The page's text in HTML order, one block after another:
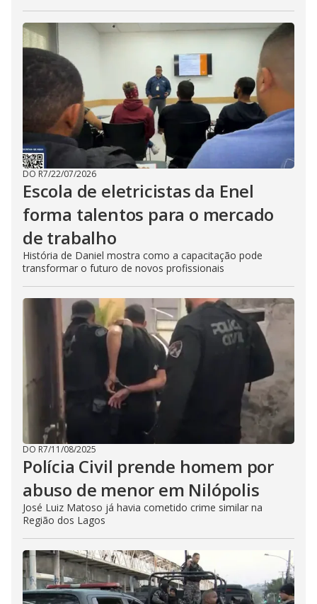
DO R7/22/07/2026
Escola de eletricistas da Enel
forma talentos para o mercado
de trabalho
História de Daniel mostra como a capacitação pode
transformar o futuro de novos profissionais
DO R7/11/08/2025
Polícia Civil prende homem por
abuso de menor em Nilópolis
José Luiz Matoso já havia cometido crime similar na
Região dos Lagos